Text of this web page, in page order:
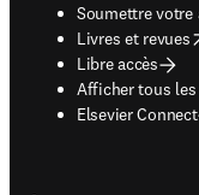
Soumettre votre
Livres et revues
opens in new
Libre accès
Afficher tous
Elsevier Connect